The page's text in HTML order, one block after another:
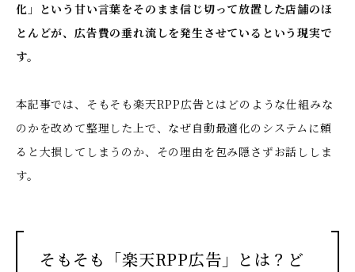
化」という甘い言葉をそのまま信じ切って放置した店舗のほ
とんどが、広告費の垂れ流しを発生させているという現実で
す。
本記事では、そもそも楽天RPP広告とはどのような仕組みな
のかを改めて整理した上で、なぜ自動最適化のシステムに頼
ると大損してしまうのか、その理由を包み隠さずお話ししま
す。
そもそも「楽天RPP広告」とは？ど